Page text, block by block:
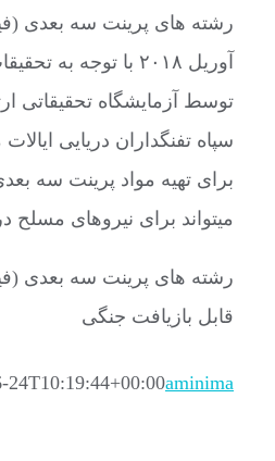
آوریل ۲۰۱۸ با توجه
توسط آزمایشگاه تحقیقاتی
سپاه تفنگداران دریایی
برای تهیه مواد پرینت سه
میتواند برای نیروهای مسلح
رشته های پرینت سه بعدی
قابل بازیافت جنگی
aminima
24T10:19:44+00:00